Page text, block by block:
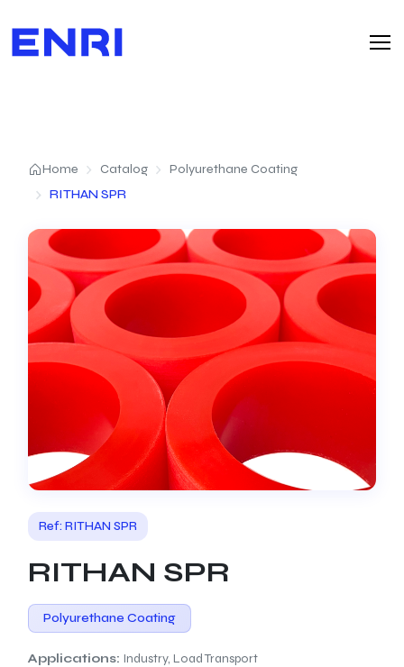
Home Catalog
Polyurethane Coating
RITHAN SPR
Ref: RITHAN SPR
RITHAN SPR
Polyurethane Coating
Applications: Industry, Load Transport